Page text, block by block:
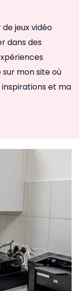
jeux vidéo
dans des
sur mon site où
et ma